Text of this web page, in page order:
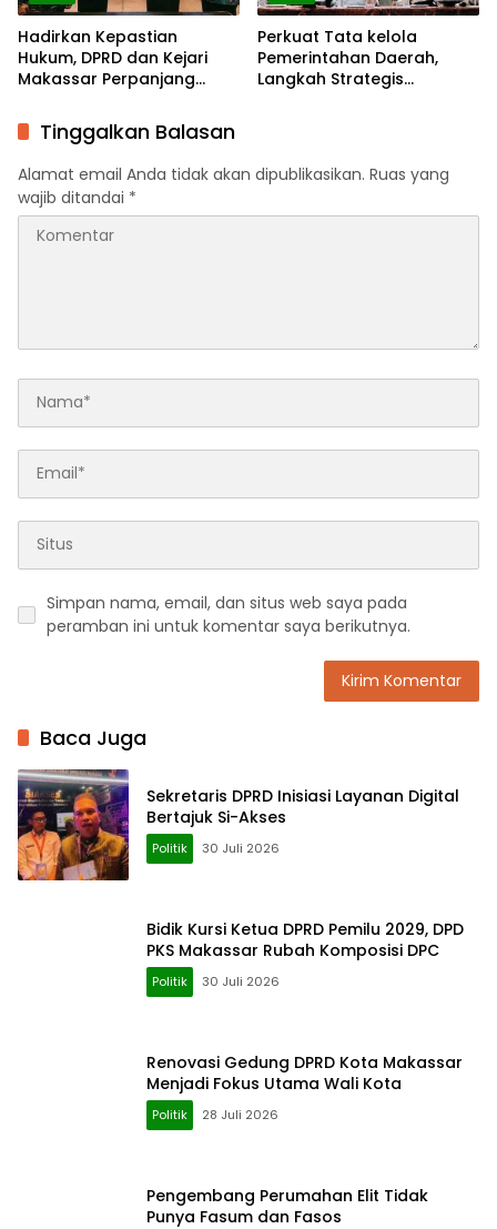
Hadirkan Kepastian
Hukum, DPRD dan Kejari
Makassar Perpanjang
Perkuat Tata kelola
Pemerintahan Daerah,
Langkah Strategis
Tinggalkan Balasan
Alamat email Anda tidak akan dipublikasikan. Ruas yang
wajib ditandai *
Simpan nama, email, dan situs web saya pada
peramban ini untuk komentar saya berikutnya.
Baca Juga
Sekretaris DPRD Inisiasi Layanan Digital
Bertajuk Si-Akses
Politik 30 Juli 2026
Bidik Kursi Ketua DPRD Pemilu 2029, DPD
PKS Makassar Rubah Komposisi DPC
Politik 30 Juli 2026
Renovasi Gedung DPRD Kota Makassar
Menjadi Fokus Utama Wali Kota
Politik 28 Juli 2026
Pengembang Perumahan Elit Tidak
Punya Fasum dan Fasos